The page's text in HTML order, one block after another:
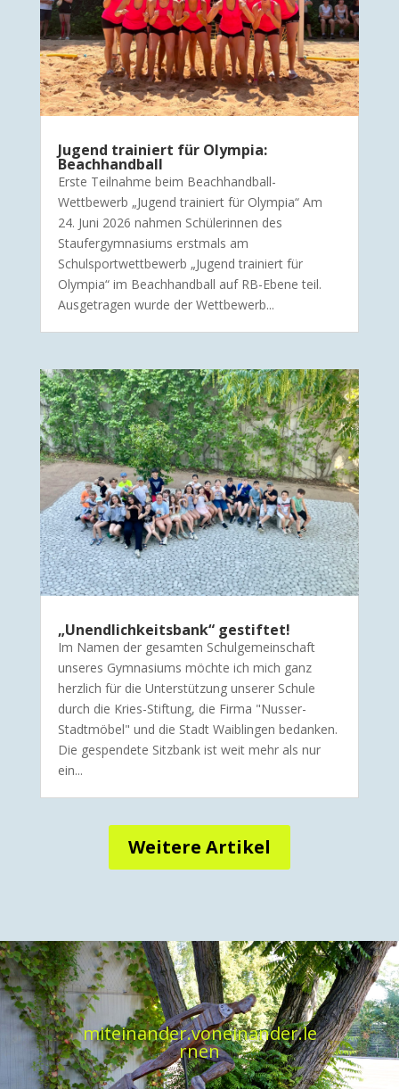
Jugend trainiert für Olympia:
Beachhandball
Erste Teilnahme beim Beachhandball-
Wettbewerb „Jugend trainiert für Olympia“ Am
24. Juni 2026 nahmen Schülerinnen des
Staufergymnasiums erstmals am
Schulsportwettbewerb „Jugend trainiert für
Olympia“ im Beachhandball auf RB-Ebene teil.
Ausgetragen wurde der Wettbewerb...
„Unendlichkeitsbank“ gestiftet!
Im Namen der gesamten Schulgemeinschaft
unseres Gymnasiums möchte ich mich ganz
herzlich für die Unterstützung unserer Schule
durch die Kries-Stiftung, die Firma "Nusser-
Stadtmöbel" und die Stadt Waiblingen bedanken.
Die gespendete Sitzbank ist weit mehr als nur
ein...
Weitere Artikel
miteinander.voneinander.le
rnen